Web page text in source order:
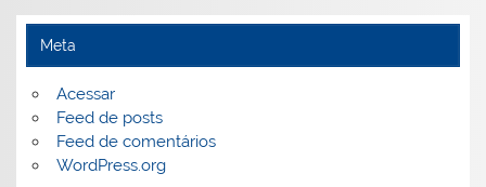
Meta
Acessar
Feed de posts
Feed de comentários
WordPress.org